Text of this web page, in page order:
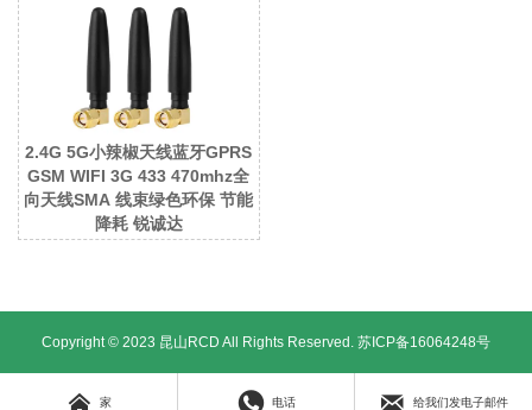
2.4G 5G小辣椒天线蓝牙GPRS
GSM WIFI 3G 433 470mhz全
向天线SMA 线束绿色环保 节能
降耗 锐诚达
Copyright © 2023 昆山RCD All Rights Reserved. 苏ICP备16064248号
 家  电话  给我们发电子邮件